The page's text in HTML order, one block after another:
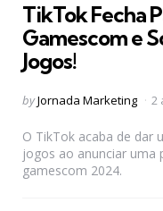
TikTok Fecha
Gamescom e
Jogos!
Posted
byJornada Marketing 2
O TikTok acaba de dar
jogos ao anunciar uma
gamescom 2024.